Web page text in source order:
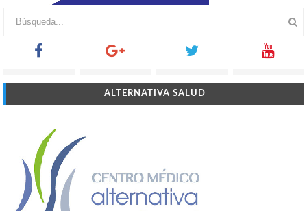
ALTERNATIVA SALUD